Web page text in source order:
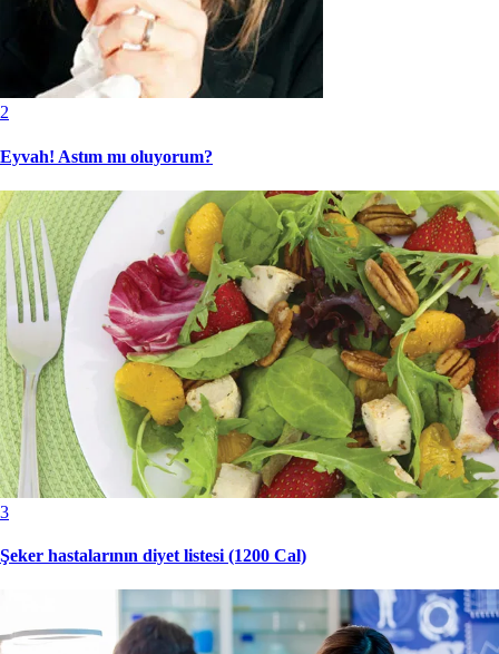
2
Eyvah! Astım mı oluyorum?
3
Şeker hastalarının diyet listesi (1200 Cal)